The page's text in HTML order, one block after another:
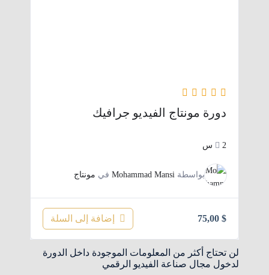
دورة مونتاج الفيديو جرافيك
2س
بواسطة Mohammad Mansi في مونتاج
$ إضافة إلى السلة
لن تحتاج أكثر من المعلومات الموجودة داخل الدورة
لدخول مجال صناعة الفيديو الرقمي